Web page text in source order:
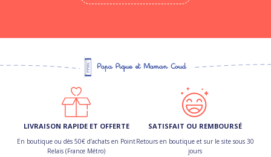
LIVRAISON RAPIDE ET OFFERTE
En boutique ou dès 50€ d’achats en Point
Relais (France Métro)
SATISFAIT OU REMBOURSÉ
Retours en boutique et sur le site sous 30
jours